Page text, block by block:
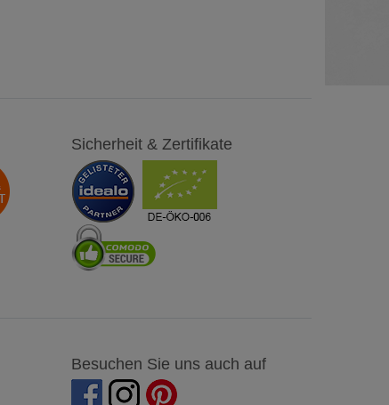
Sicherheit & Zertifikate
Besuchen Sie uns auch auf